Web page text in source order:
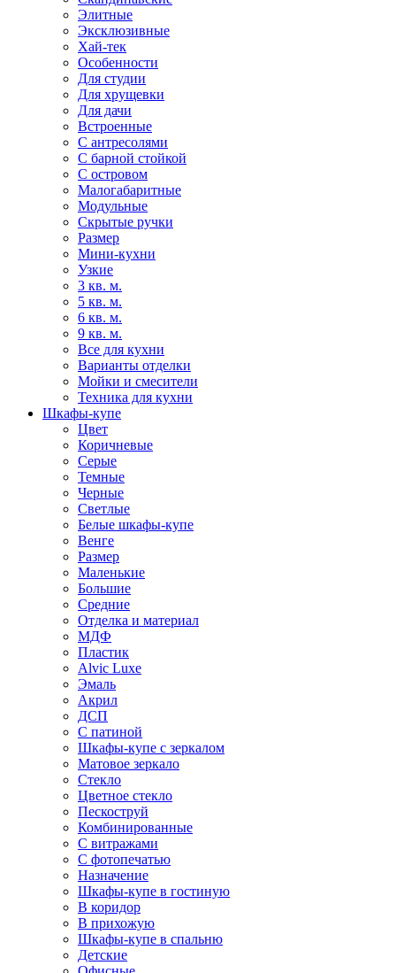
Элитные
Эксклюзивные
Хай-тек
Особенности
Для студии
Для хрущевки
Для дачи
Встроенные
С антресолями
С барной стойкой
С островом
Малогабаритные
Модульные
Скрытые ручки
Размер
Мини-кухни
Узкие
3 кв. м.
5 кв. м.
6 кв. м.
9 кв. м.
Все для кухни
Варианты отделки
Мойки и смесители
Техника для кухни
Шкафы-купе
Цвет
Коричневые
Серые
Темные
Черные
Светлые
Белые шкафы-купе
Венге
Размер
Маленькие
Большие
Средние
Отделка и материал
МДФ
Пластик
Alvic Luxe
Эмаль
Акрил
ДСП
С патиной
Шкафы-купе с зеркалом
Матовое зеркало
Стекло
Цветное стекло
Пескоструй
Комбинированные
С витражами
С фотопечатью
Назначение
Шкафы-купе в гостиную
В коридор
В прихожую
Шкафы-купе в спальню
Детские